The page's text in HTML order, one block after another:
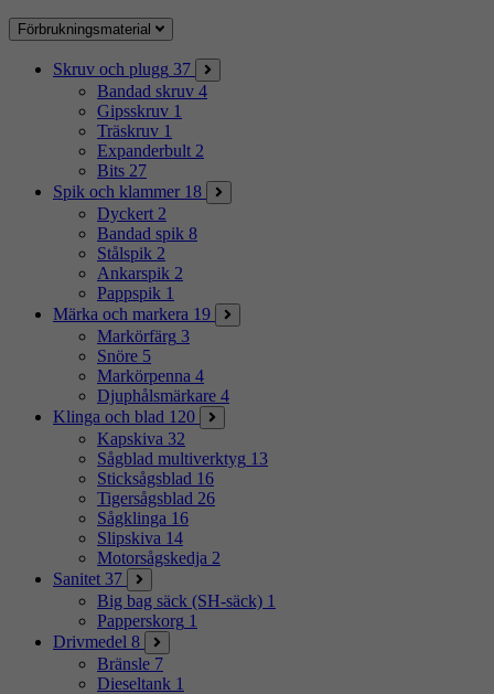
Förbrukningsmaterial
Skruv och plugg 37
Bandad skruv 4
Gipsskruv 1
Träskruv 1
Expanderbult 2
Bits 27
Spik och klammer 18
Dyckert 2
Bandad spik 8
Stålspik 2
Ankarspik 2
Pappspik 1
Märka och markera 19
Markörfärg 3
Snöre 5
Markörpenna 4
Djuphålsmärkare 4
Klinga och blad 120
Kapskiva 32
Sågblad multiverktyg 13
Sticksågsblad 16
Tigersågsblad 26
Sågklinga 16
Slipskiva 14
Motorsågskedja 2
Sanitet 37
Big bag säck (SH-säck) 1
Papperskorg 1
Drivmedel 8
Bränsle 7
Dieseltank 1